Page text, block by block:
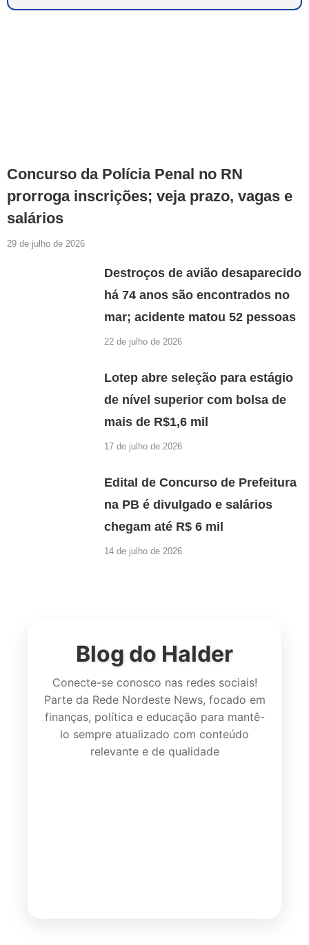
Concurso da Polícia Penal no RN
prorroga inscrições; veja prazo, vagas e
salários
29 de julho de 2026
Destroços de avião desaparecido
há 74 anos são encontrados no
mar; acidente matou 52 pessoas
22 de julho de 2026
Lotep abre seleção para estágio
de nível superior com bolsa de
mais de R$1,6 mil
17 de julho de 2026
Edital de Concurso de Prefeitura
na PB é divulgado e salários
chegam até R$ 6 mil
14 de julho de 2026
Blog do Halder
Conecte-se conosco nas redes sociais!
Parte da Rede Nordeste News, focado em
finanças, política e educação para mantê-
lo sempre atualizado com conteúdo
relevante e de qualidade